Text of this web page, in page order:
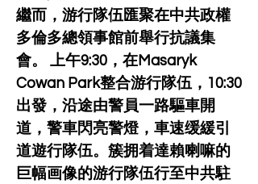
繼而，游行隊伍匯聚在中共政權
多倫多總領事館前舉行抗議集
會。 上午9:30，在Masaryk
Cowan Park整合游行隊伍，10:30
出發，沿途由警員一路驅車開
道，警車閃亮警燈，車速缓緩引
道遊行隊伍。簇拥着達賴喇嘛的
巨幅画像的游行隊伍行至中共駐